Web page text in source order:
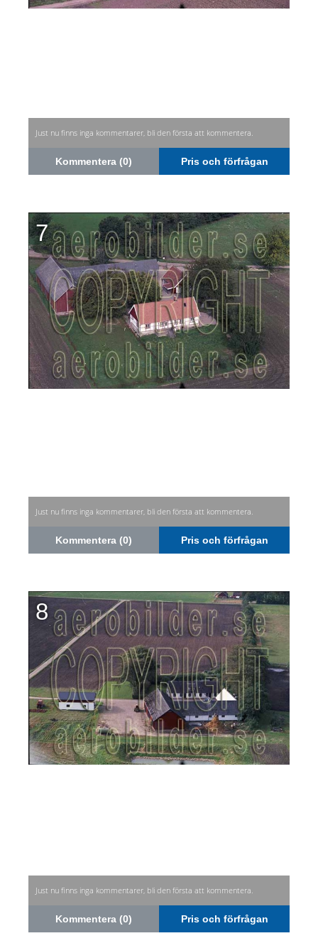
Just nu finns inga kommentarer, bli den första att kommentera.
Kommentera (0) Pris och förfrågan
7
Just nu finns inga kommentarer, bli den första att kommentera.
Kommentera (0) Pris och förfrågan
8
Just nu finns inga kommentarer, bli den första att kommentera.
Kommentera (0) Pris och förfrågan